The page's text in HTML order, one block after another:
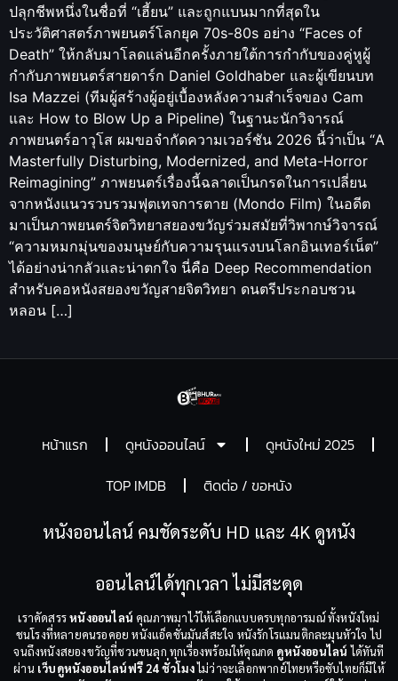
ปลุกชีพหนึ่งในชื่อที่ “เฮี้ยน” และถูกแบนมากที่สุดใน
ประวัติศาสตร์ภาพยนตร์โลกยุค 70s-80s อย่าง “Faces of
Death” ให้กลับมาโลดแล่นอีกครั้งภายใต้การกำกับของคู่หูผู้
กำกับภาพยนตร์สายดาร์ก Daniel Goldhaber และผู้เขียนบท
Isa Mazzei (ทีมผู้สร้างผู้อยู่เบื้องหลังความสำเร็จของ Cam
และ How to Blow Up a Pipeline) ในฐานะนักวิจารณ์
ภาพยนตร์อาวุโส ผมขอจำกัดความเวอร์ชัน 2026 นี้ว่าเป็น “A
Masterfully Disturbing, Modernized, and Meta-Horror
Reimagining” ภาพยนตร์เรื่องนี้ฉลาดเป็นกรดในการเปลี่ยน
จากหนังแนวรวบรวมฟุตเทจการตาย (Mondo Film) ในอดีต
มาเป็นภาพยนตร์จิตวิทยาสยองขวัญร่วมสมัยที่วิพากษ์วิจารณ์
“ความหมกมุ่นของมนุษย์กับความรุนแรงบนโลกอินเทอร์เน็ต”
ได้อย่างน่ากลัวและน่าตกใจ นี่คือ Deep Recommendation
สำหรับคอหนังสยองขวัญสายจิตวิทยา ดนตรีประกอบชวน
หลอน […]
หน้าแรก ดูหนังออนไลน์
ดูหนังใหม่ 2025
TOP IMDB
ติดต่อ / ขอหนัง
หนังออนไลน์ คมชัดระดับ HD และ 4K ดูหนัง
ออนไลน์ได้ทุกเวลา ไม่มีสะดุด
เราคัดสรรหนังออนไลน์ คุณภาพมาไว้ให้เลือกแบบครบทุกอารมณ์ ทั้งหนังใหม่
ชนโรงที่หลายคนรอคอย หนังแอ็คชั่นมันส์สะใจ หนังรักโรแมนติกละมุนหัวใจ ไป
จนถึงหนังสยองขวัญที่ชวนขนลุก ทุกเรื่องพร้อมให้คุณกด ดูหนังออนไลน์ ได้ทันที
ผ่าน เว็บดูหนังออนไลน์ฟรี 24 ชั่วโมงไม่ว่าจะเลือกพากย์ไทยหรือซับไทยก็มีให้